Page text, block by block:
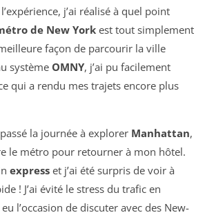
j’ai réalisé à quel point
de New York est tout simplement
façon de parcourir la ville
système OMNY, j’ai pu facilement
qui a rendu mes trajets encore plus
la journée à explorer Manhattan,
le métro pour retourner à mon hôtel.
express et j’ai été surpris de voir à
! J’ai évité le stress du trafic en
l’occasion de discuter avec des New-